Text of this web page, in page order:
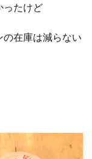
ったけど
在庫は減らない